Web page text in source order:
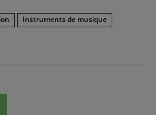
Instruments de musique